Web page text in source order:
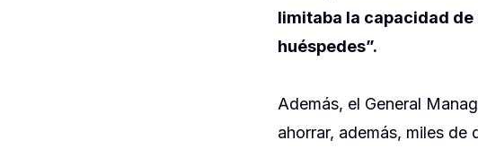
limitaba la capacidad
huéspedes”.
Además, el General
ahorrar, además, miles de